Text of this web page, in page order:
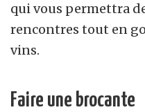
qui vous permettra
rencontres tout en
vins.
Faire une brocante